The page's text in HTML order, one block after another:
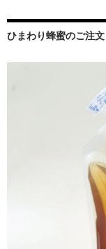
ひまわり蜂蜜のご注文